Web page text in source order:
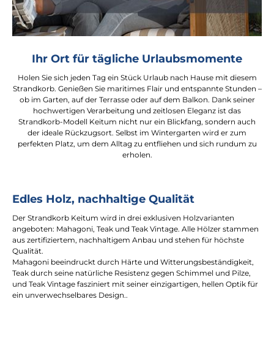
Ihr Ort für tägliche Urlaubsmomente
Holen Sie sich jeden Tag ein Stück Urlaub nach Hause mit diesem
Strandkorb. Genießen Sie maritimes Flair und entspannte Stunden –
ob im Garten, auf der Terrasse oder auf dem Balkon. Dank seiner
hochwertigen Verarbeitung und zeitlosen Eleganz ist das
Strandkorb-Modell Keitum nicht nur ein Blickfang, sondern auch
der ideale Rückzugsort. Selbst im Wintergarten wird er zum
perfekten Platz, um dem Alltag zu entfliehen und sich rundum zu
erholen.
Edles Holz, nachhaltige Qualität
Der Strandkorb Keitum wird in drei exklusiven Holzvarianten
angeboten: Mahagoni, Teak und Teak Vintage. Alle Hölzer stammen
aus zertifiziertem, nachhaltigem Anbau und stehen für höchste
Qualität.
Mahagoni beeindruckt durch Härte und Witterungsbeständigkeit,
Teak durch seine natürliche Resistenz gegen Schimmel und Pilze,
und Teak Vintage fasziniert mit seiner einzigartigen, hellen Optik für
ein unverwechselbares Design..